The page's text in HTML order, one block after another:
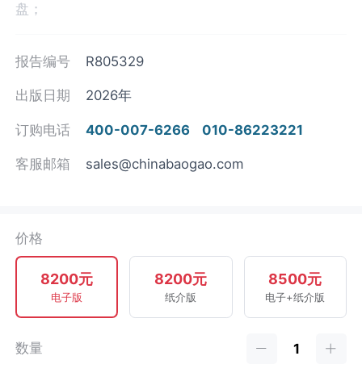
盘；
报告编号 R805329
出版日期 2026年
订购电话 400-007-6266 010-86223221
客服邮箱 sales@chinabaogao.com
价格
8200元
电子版
8200元
纸介版
8500元
电子+纸介版
数量